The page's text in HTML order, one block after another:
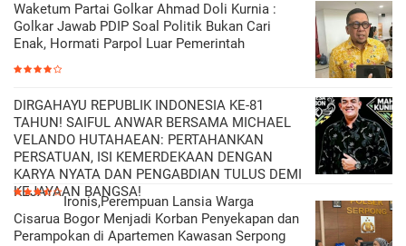
Waketum Partai Golkar Ahmad Doli Kurnia :
Golkar Jawab PDIP Soal Politik Bukan Cari
Enak, Hormati Parpol Luar Pemerintah
DIRGAHAYU REPUBLIK INDONESIA KE-81
TAHUN! SAIFUL ANWAR BERSAMA MICHAEL
VELANDO HUTAHAEAN: PERTAHANKAN
PERSATUAN, ISI KEMERDEKAAN DENGAN
KARYA NYATA DAN PENGABDIAN TULUS DEMI
KEJAYAAN BANGSA!
Ironis,Perempuan Lansia Warga
Cisarua Bogor Menjadi Korban Penyekapan dan
Perampokan di Apartemen Kawasan Serpong